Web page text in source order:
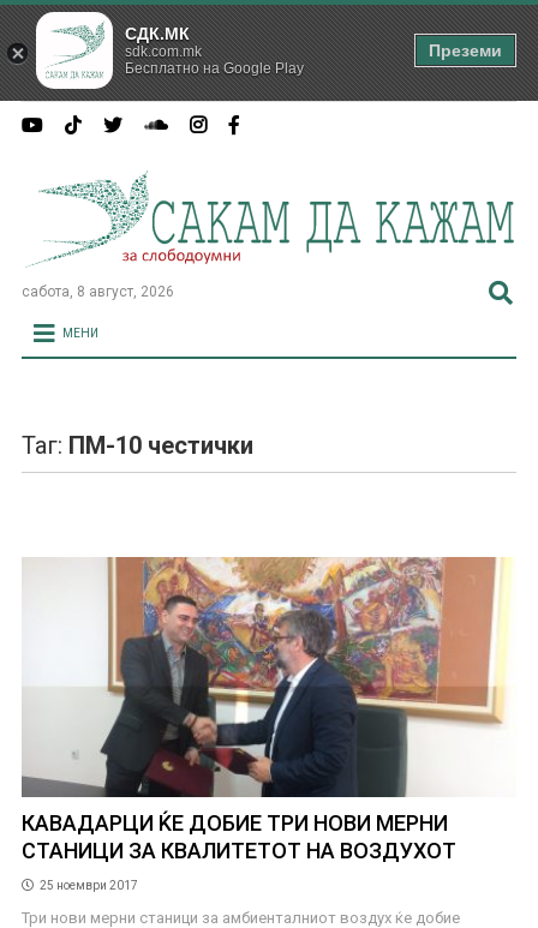
сабота, 8 август, 2026
МЕНИ
Таг: ПМ-10 честички
КАВАДАРЦИ ЌЕ ДОБИЕ ТРИ НОВИ МЕРНИ
СТАНИЦИ ЗА КВАЛИТЕТОТ НА ВОЗДУХОТ
25 ноември 2017
Три нови мерни станици за амбиенталниот воздух ќе добие
СДК.МК
sdk.com.mk
Бесплатно на Google Play
Преземи